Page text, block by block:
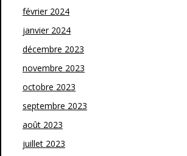
février 2024
janvier 2024
décembre 2023
novembre 2023
octobre 2023
septembre 2023
août 2023
juillet 2023